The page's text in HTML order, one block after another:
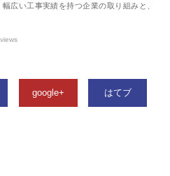
広い工事実績を持つ企業の取り組みと、
google+ はてブ